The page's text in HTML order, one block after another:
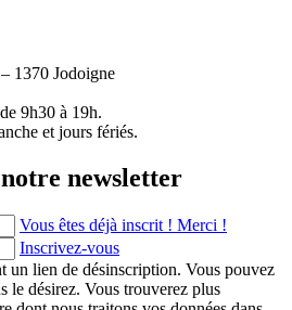
1370 Jodoigne
9h30 à 19h.
et jours fériés.
newsletter
Vous êtes déjà inscrit ! Merci !
Inscrivez-vous
un lien de désinscription. Vous pouvez
le désirez. Vous trouverez plus